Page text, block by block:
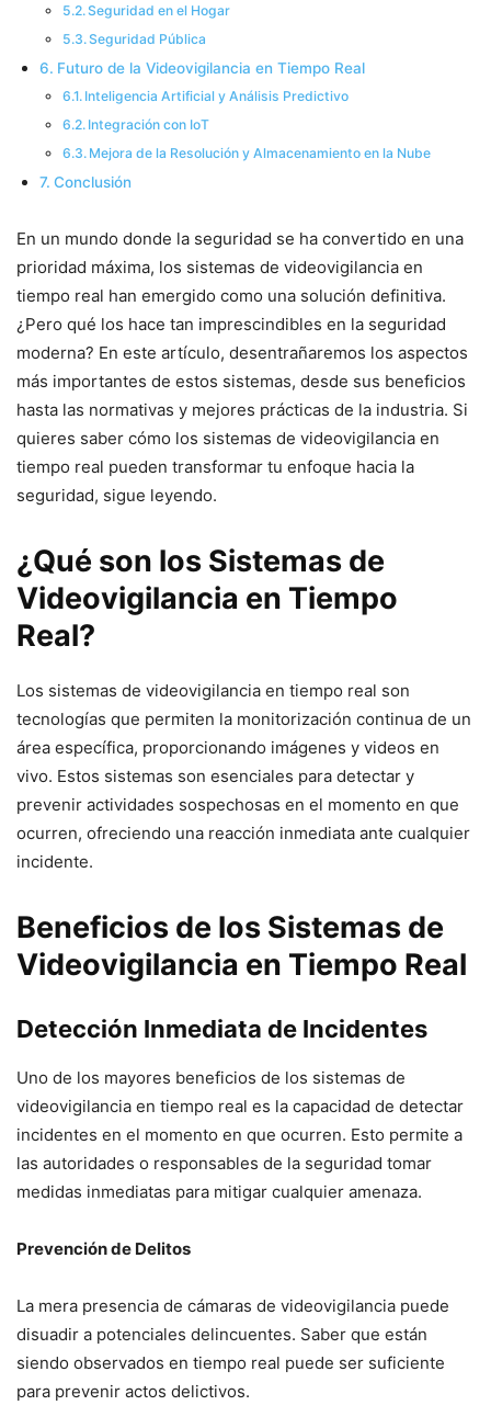
Seguridad en el Hogar
Seguridad Pública
Futuro de la Videovigilancia en Tiempo Real
Inteligencia Artificial y Análisis Predictivo
Integración con IoT
Mejora de la Resolución y Almacenamiento en la Nube
Conclusión
En un mundo donde la seguridad se ha convertido en una
prioridad máxima, los sistemas de videovigilancia en
tiempo real han emergido como una solución definitiva.
¿Pero qué los hace tan imprescindibles en la seguridad
moderna? En este artículo, desentrañaremos los aspectos
más importantes de estos sistemas, desde sus beneficios
hasta las normativas y mejores prácticas de la industria. Si
quieres saber cómo los sistemas de videovigilancia en
tiempo real pueden transformar tu enfoque hacia la
seguridad, sigue leyendo.
¿Qué son los Sistemas de
Videovigilancia en Tiempo
Real?
Los sistemas de videovigilancia en tiempo real son
tecnologías que permiten la monitorización continua de un
área específica, proporcionando imágenes y videos en
vivo. Estos sistemas son esenciales para detectar y
prevenir actividades sospechosas en el momento en que
ocurren, ofreciendo una reacción inmediata ante cualquier
incidente.
Beneficios de los Sistemas de
Videovigilancia en Tiempo Real
Detección Inmediata de Incidentes
Uno de los mayores beneficios de los sistemas de
videovigilancia en tiempo real es la capacidad de detectar
incidentes en el momento en que ocurren. Esto permite a
las autoridades o responsables de la seguridad tomar
medidas inmediatas para mitigar cualquier amenaza.
Prevención de Delitos
La mera presencia de cámaras de videovigilancia puede
disuadir a potenciales delincuentes. Saber que están
siendo observados en tiempo real puede ser suficiente
para prevenir actos delictivos.